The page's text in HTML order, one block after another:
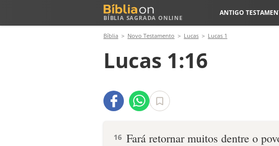
BÍBLIA SAGRADA ONLINE
ANTIGO
Bíblia Novo Testamento Lucas Lucas 1
Lucas 1:16
16 Fará retornar muitos dentre o